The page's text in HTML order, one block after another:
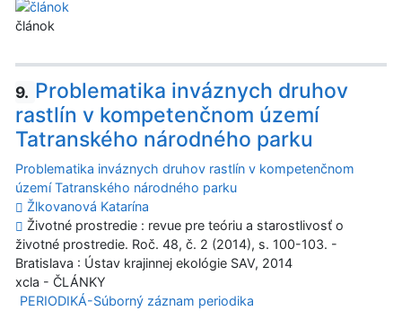
článok
9. Problematika inváznych druhov
rastlín v kompetenčnom území
Tatranského národného parku
Problematika inváznych druhov rastlín v kompetenčnom
území Tatranského národného parku
Žlkovanová Katarína
Životné prostredie : revue pre teóriu a starostlivosť o
životné prostredie. Roč. 48, č. 2 (2014), s. 100-103. -
Bratislava : Ústav krajinnej ekológie SAV, 2014
xcla - ČLÁNKY
PERIODIKÁ-Súborný záznam periodika